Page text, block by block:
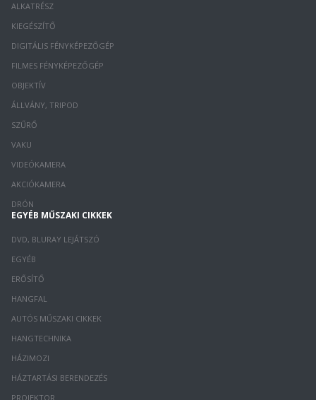
ALKATRÉSZ
KIEGÉSZÍTŐ
DIGITÁLIS FÉNYKÉPEZŐGÉP
FILMES FÉNYKÉPEZŐGÉP
OBJEKTÍV
ÁLLVÁNY, TRIPOD
SZŰRŐ
VAKU
VIDEÓKAMERA
AKCIÓKAMERA
DRÓN
EGYÉB MŰSZAKI CIKKEK
DVD, BLURAY LEJÁTSZÓ
EGYÉB
ERŐSÍTŐ
HANGFAL
AUTÓS MŰSZAKI CIKKEK
HANGTECHNIKA
HÁZIMOZI
HÁZTARTÁSI BERENDEZÉS
PROJEKTOR